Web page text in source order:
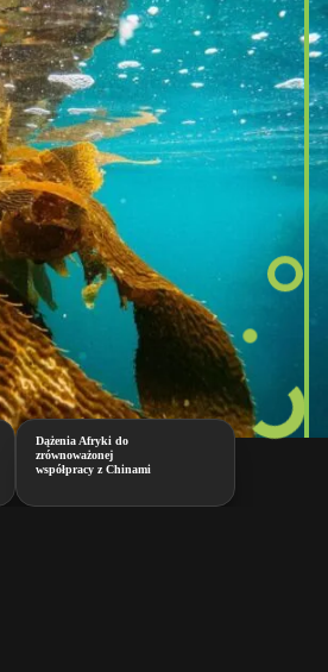
Dążenia Afryki do
zrównoważonej
współpracy z Chinami